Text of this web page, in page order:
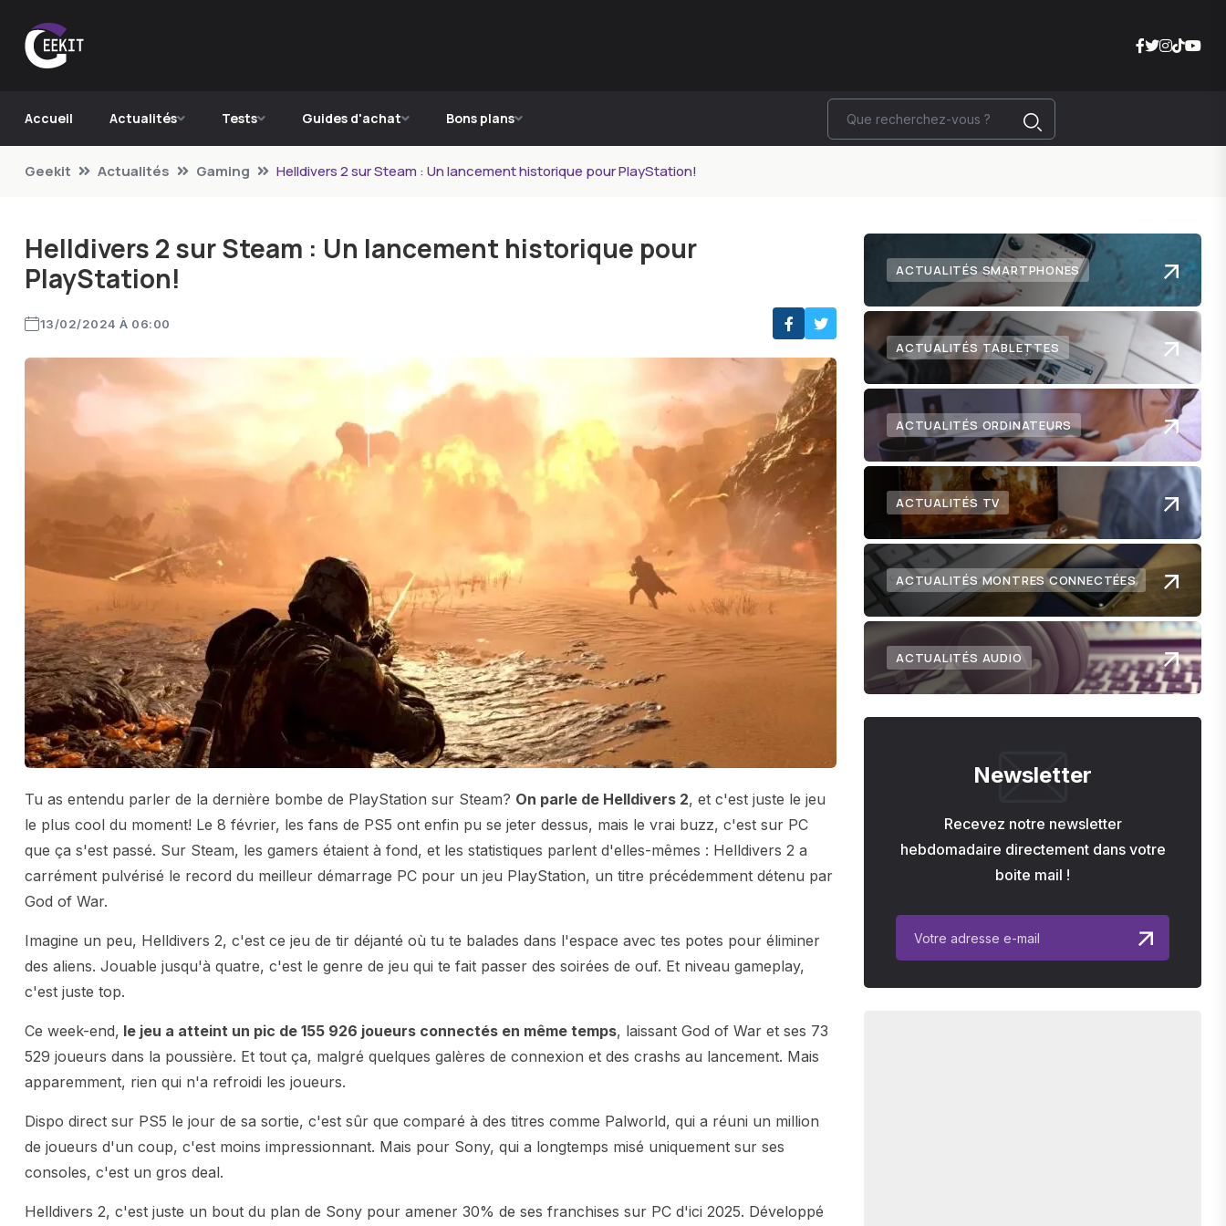
Accueil Actualités Tests Guides d'achat Bons plans
Geekit Actualités Gaming Helldivers 2 sur Steam : Un lancement historique pour PlayStation!
Helldivers 2 sur Steam : Un lancement historique pour
PlayStation!
13/02/2024 À 06:00
Tu as entendu parler de la dernière bombe de PlayStation sur Steam? On parle de Helldivers 2, et c'est juste le jeu
le plus cool du moment! Le 8 février, les fans de PS5 ont enfin pu se jeter dessus, mais le vrai buzz, c'est sur PC
que ça s'est passé. Sur Steam, les gamers étaient à fond, et les statistiques parlent d'elles-mêmes : Helldivers 2 a
carrément pulvérisé le record du meilleur démarrage PC pour un jeu PlayStation, un titre précédemment détenu par
God of War.
Imagine un peu, Helldivers 2, c'est ce jeu de tir déjanté où tu te balades dans l'espace avec tes potes pour éliminer
des aliens. Jouable jusqu'à quatre, c'est le genre de jeu qui te fait passer des soirées de ouf. Et niveau gameplay,
c'est juste top.
Ce week-end, le jeu a atteint un pic de 155 926 joueurs connectés en même temps, laissant God of War et ses 73
529 joueurs dans la poussière. Et tout ça, malgré quelques galères de connexion et des crashs au lancement. Mais
apparemment, rien qui n'a refroidi les joueurs.
Dispo direct sur PS5 le jour de sa sortie, c'est sûr que comparé à des titres comme Palworld, qui a réuni un million
de joueurs d'un coup, c'est moins impressionnant. Mais pour Sony, qui a longtemps misé uniquement sur ses
consoles, c'est un gros deal.
Helldivers 2, c'est juste un bout du plan de Sony pour amener 30% de ses franchises sur PC d'ici 2025. Développé
ACTUALITÉS SMARTPHONES
ACTUALITÉS TABLETTES
ACTUALITÉS ORDINATEURS
ACTUALITÉS TV
ACTUALITÉS MONTRES CONNECTÉES
ACTUALITÉS AUDIO
Newsletter
Recevez notre newsletter
hebdomadaire directement dans votre
boite mail !